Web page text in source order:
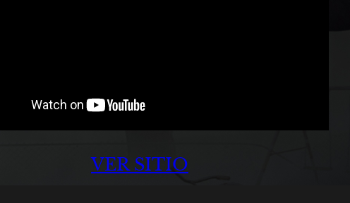
VER SITIO